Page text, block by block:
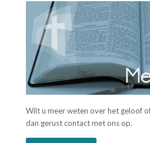
Wilt u meer weten over het geloof
dan gerust contact met ons op.